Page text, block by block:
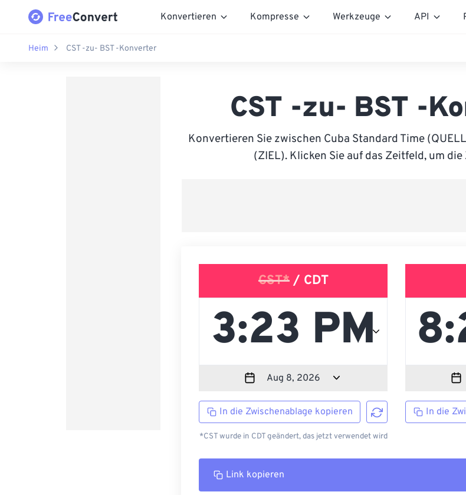
Konvertieren Kompresse Werkzeuge API
Heim CST -zu- BST -Konverter
CST -zu- BST -
Konvertieren Sie zwischen Cuba Standard Time
(ZIEL). Klicken Sie auf das Zeitfeld, um
CST*/ CDT
In die Zwischenablage kopieren
*CST wurde in CDT geändert, das jetzt verwendet wird
In die
Link kopieren